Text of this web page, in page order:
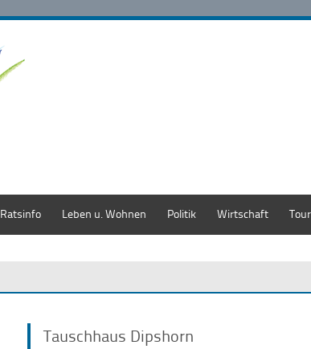
Ratsinfo Leben u. Wohnen Politik Wirtschaft
Tauschhaus Dipshorn